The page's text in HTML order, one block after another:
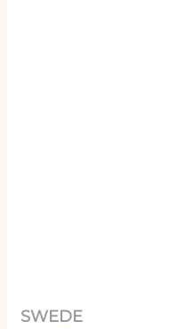
SWEDE